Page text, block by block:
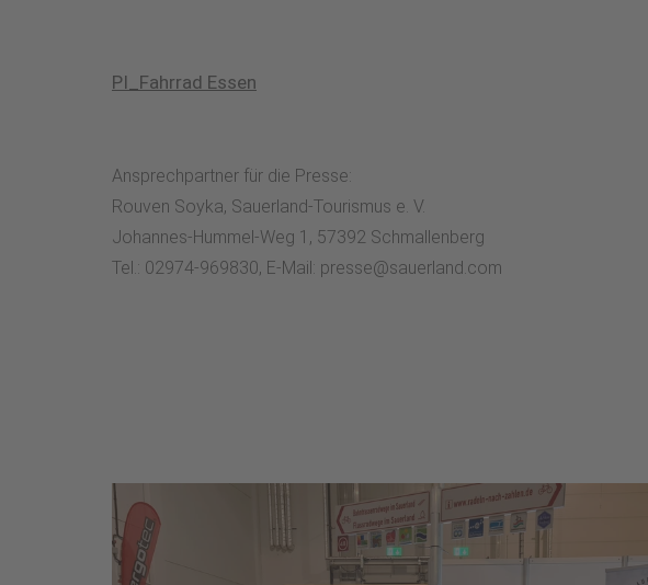
PI_Fahrrad Essen
Ansprechpartner für die Presse:
Rouven Soyka, Sauerland-Tourismus e. V.
Johannes-Hummel-Weg 1, 57392 Schmallenberg
Tel.: 02974-969830, E-Mail: presse@sauerland.com